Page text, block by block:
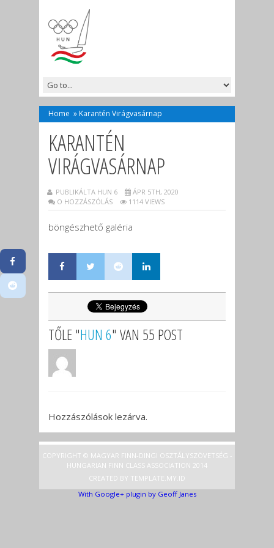
Home » Karantén Virágvasárnap
KARANTÉN
VIRÁGVASÁRNAP
PUBLIKÁLTA HUN 6
ÁPR 5TH, 2020
O HOZZÁSZÓLÁS
1114 VIEWS
böngészhető galéria
TŐLE "HUN 6" VAN 55 POST
Hozzászólások lezárva.
COPYRIGHT © MAGYAR FINN-DINGI OSZTÁLYSZÖVETSÉG -
HUNGARIAN FINN CLASS ASSOCIATION 2014
CREATED BY TEMPLATE .MY.ID
With Google+ plugin by Geoff Janes